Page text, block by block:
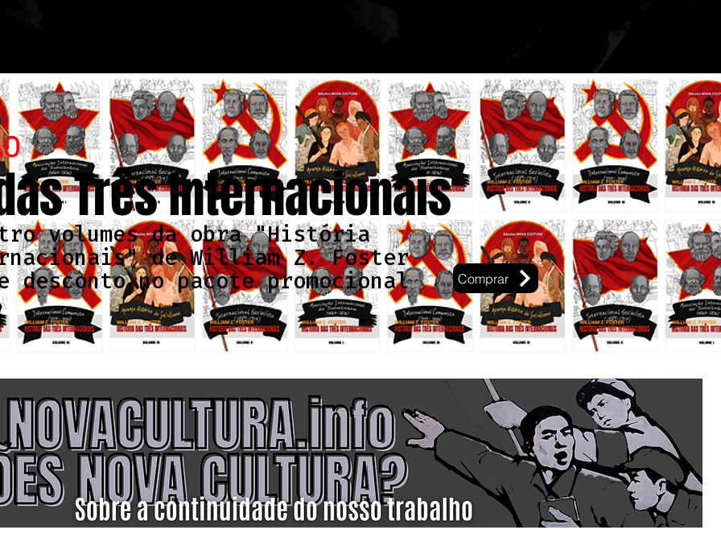
volumes da obra "História
de William Z. Foster
desconto no pacote promocional
Três Internacionais
Comprar